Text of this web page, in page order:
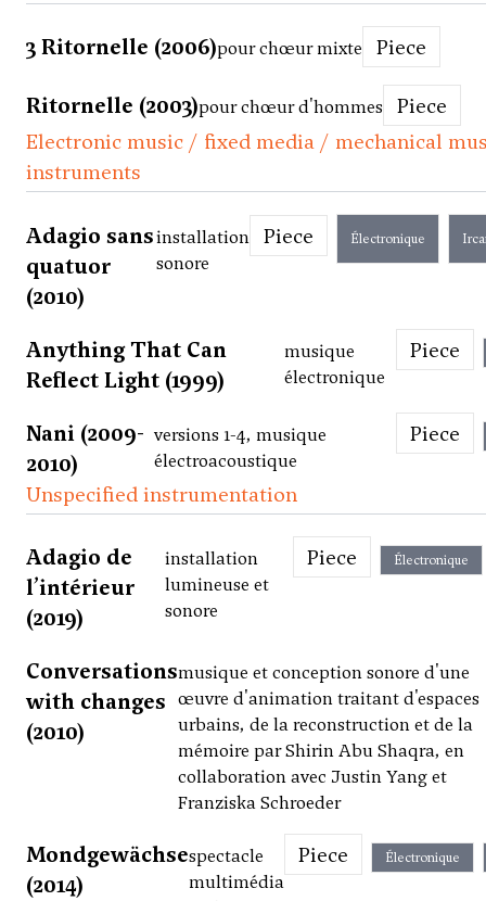
3 Ritornelle (2006)pour chœur mixte Piece
Ritornelle (2003)pour chœur d'hommes
Piece
Electronic music / fixed media / mechanical
instruments
Adagio sans
quatuor
(2010)
installation
sonore
Piece Électronique
Anything That Can
Reflect Light (1999)
musique
électronique
Piece
Nani (2009-
2010)
versions 1-4, musique
électroacoustique
Piece
Unspecified instrumentation
Adagio de
l’intérieur
(2019)
installation
lumineuse et
sonore
Piece Électronique
Conversations
with changes
(2010)
musique et conception sonore d'une
œuvre d'animation traitant d'espaces
urbains, de la reconstruction et de la
mémoire par Shirin Abu Shaqra, en
collaboration avec Justin Yang et
Franziska Schroeder
Mondgewächse
(2014)
spectacle
multimédia
Piece Électronique